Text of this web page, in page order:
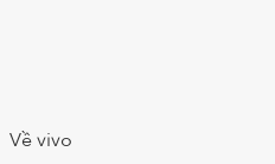
Về vivo